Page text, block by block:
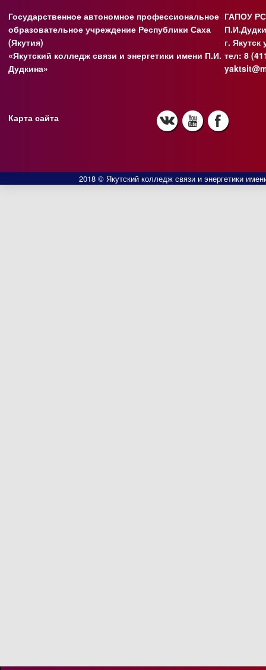
Государственное автономное профессиональное
образовательное учреждение Республики Саха
(Якутия)
«Якутский колледж связи и энергетики имени П.И.
Дудкина»
ГАПОУ
г.
тел: 8
Карта сайта
2018 © Якутский колледж связи и энергетики